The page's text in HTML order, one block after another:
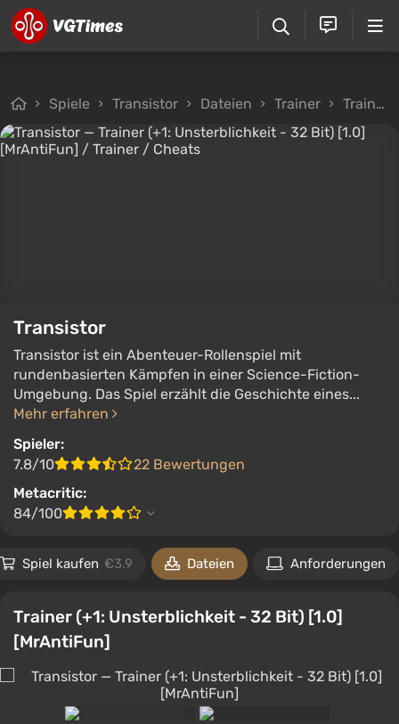
Spiele Transistor Dateien Trainer Trainer (+1: Unsterblichkeit - 32 Bit) [1.0] [MrAntiFun]
Transistor
Transistor ist ein Abenteuer-Rollenspiel mit
rundenbasierten Kämpfen in einer Science-Fiction-
Umgebung. Das Spiel erzählt die Geschichte eines...
Mehr erfahren
Spieler:
7.8/10
22 Bewertungen
Metacritic:
84/100
Spiel kaufen €3.9 Dateien Anforderungen
Trainer (+1: Unsterblichkeit - 32 Bit) [1.0]
[MrAntiFun]